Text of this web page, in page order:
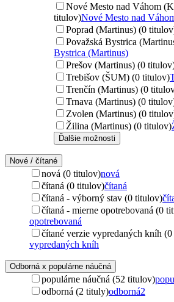
Nové Mesto nad Váhom
titulov)Nové Mesto nad
Poprad (Martinus) (0
Považská Bystrica
Bystrica (Martinus)
Prešov (Martinus) (0
Trebišov (ŠUM) (0 titulov)
Trenčín (Martinus) (0
Trnava (Martinus) (0
Zvolen (Martinus) (0
Žilina (Martinus) (0 titulov)
Ďalšie možnosti
Nové / čítané
nová (0 titulov)nová
čítaná (0 titulov)čítaná
čítaná - výborný stav (0 titulov)
čítaná - mierne opotrebovaná (0
opotrebovaná
čítané verzie vypredaných kníh
vypredaných kníh
Odborná x populárne náučná
populárne náučná (52 titulov)
odborná (2 tituly)odborná2